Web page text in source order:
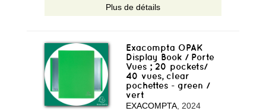
Plus de détails
Exacompta OPAK
Display Book / Porte
Vues ; 20 pockets/
40 vues, clear
pochettes - green /
vert
EXACOMPTA, 2024